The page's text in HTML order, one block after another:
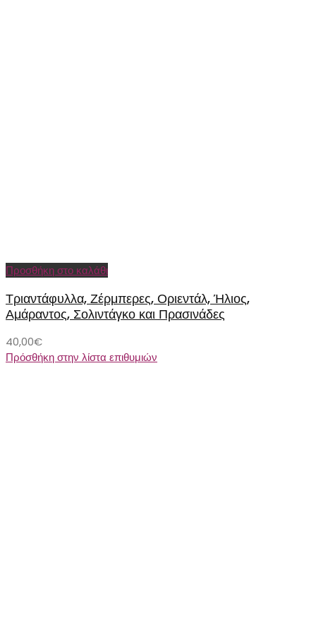
Προσθήκη στο καλάθι
Τριαντάφυλλα, Ζέρμπερες, Οριεντάλ, Ήλιος,
Αμάραντος, Σολιντάγκο και Πρασινάδες
40,00€
Πρόσθήκη στην λίστα επιθυμιών